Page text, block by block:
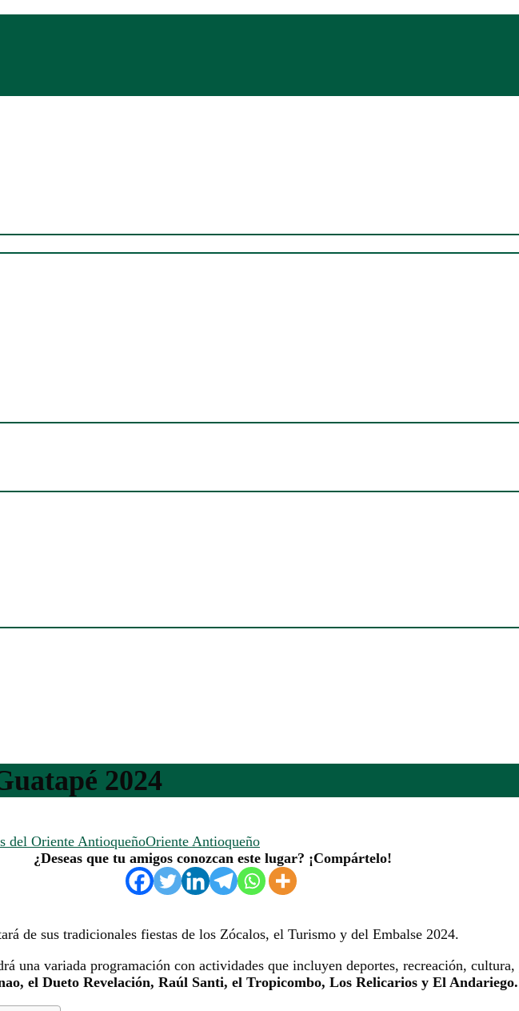
2024
del Oriente AntioqueñoOriente Antioqueño
¿Deseas que tu amigos conozcan este lugar? ¡Compártelo!
de sus tradicionales fiestas de los Zócalos, el Turismo y del Embalse 2024.
una variada programación con actividades que incluyen deportes, recreación,
el Dueto Revelación, Raúl Santi, el Tropicombo, Los Relicarios y El Andariego.